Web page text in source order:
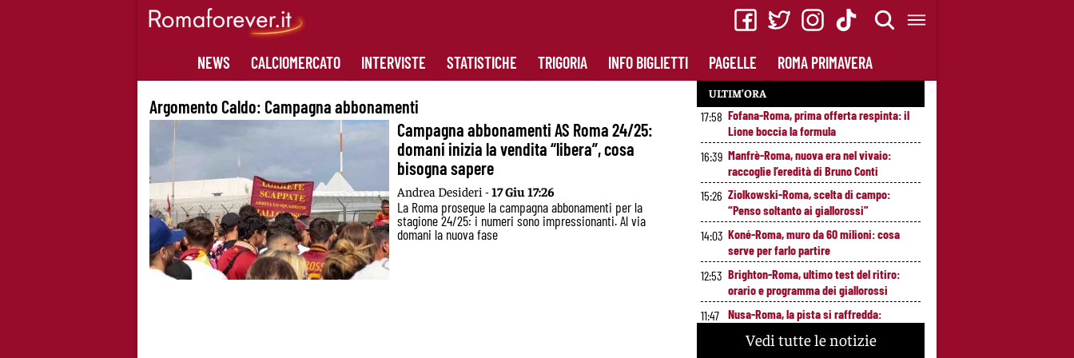
NEWS CALCIOMERCATO INTERVISTE STATISTICHE TRIGORIA INFO BIGLIETTI PAGELLE ROMA PRIMAVERA
Argomento Caldo: Campagna abbonamenti
Campagna abbonamenti AS Roma 24/25:
domani inizia la vendita “libera”, cosa
bisogna sapere
Andrea Desideri -17 Giu 17:26
La Roma prosegue la campagna abbonamenti per la
stagione 24/25: i numeri sono impressionanti. Al via
domani la nuova fase
ULTIM’ORA
17:58 Fofana-Roma, prima offerta respinta: il
Lione boccia la formula
16:39 Manfrè-Roma, nuova era nel vivaio:
raccoglie l’eredità di Bruno Conti
15:26 Ziolkowski-Roma, scelta di campo:
“Penso soltanto ai giallorossi”
14:03 Koné-Roma, muro da 60 milioni: cosa
serve per farlo partire
12:53 Brighton-Roma, ultimo test del ritiro:
orario e programma dei giallorossi
11:47 Nusa-Roma, la pista si raffredda:
LipsiaVedi tutte le notizie